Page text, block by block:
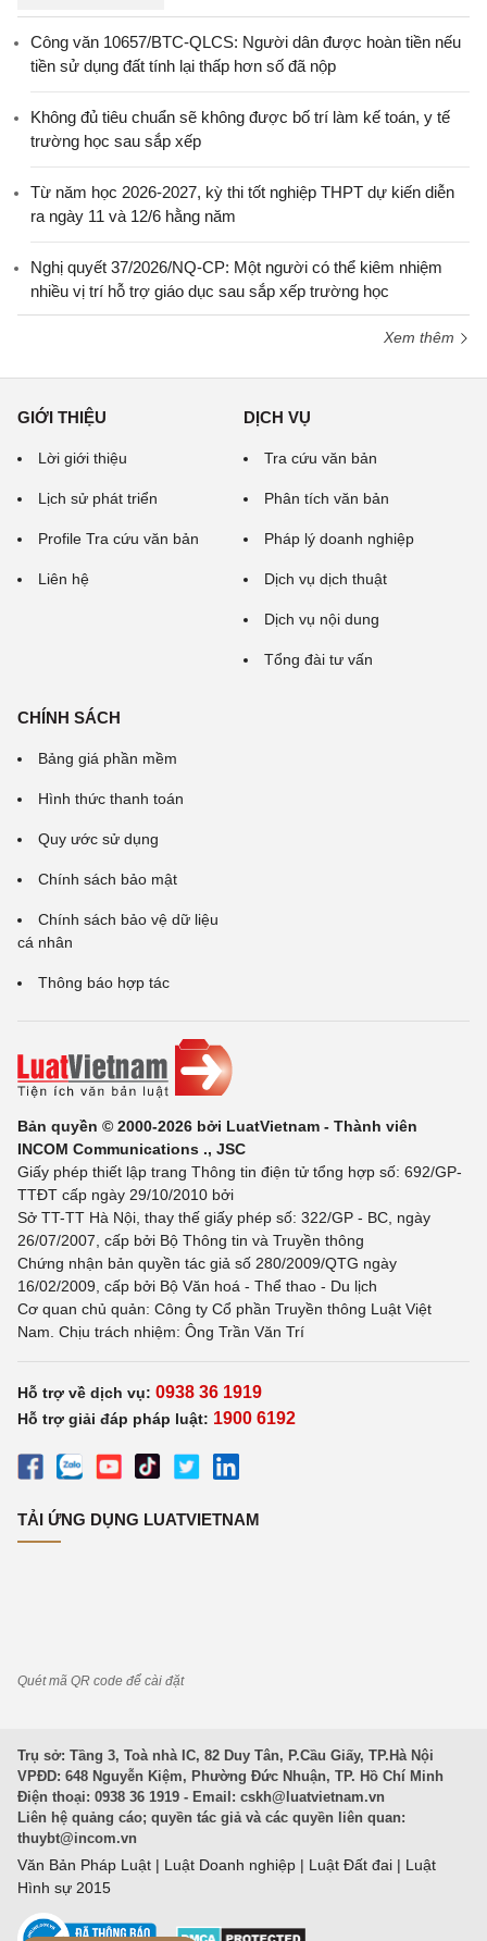
Công văn 10657/BTC-QLCS: Người dân được hoàn tiền nếu
tiền sử dụng đất tính lại thấp hơn số đã nộp
Không đủ tiêu chuẩn sẽ không được bố trí làm kế toán, y tế
trường học sau sắp xếp
Từ năm học 2026-2027, kỳ thi tốt nghiệp THPT dự kiến diễn
ra ngày 11 và 12/6 hằng năm
Nghị quyết 37/2026/NQ-CP: Một người có thể kiêm nhiệm
nhiều vị trí hỗ trợ giáo dục sau sắp xếp trường học
Xem thêm
GIỚI THIỆU
Lời giới thiệu
Lịch sử phát triển
Profile Tra cứu văn bản
Liên hệ
DỊCH VỤ
Tra cứu văn bản
Phân tích văn bản
Pháp lý doanh nghiệp
Dịch vụ dịch thuật
Dịch vụ nội dung
Tổng đài tư vấn
CHÍNH SÁCH
Bảng giá phần mềm
Hình thức thanh toán
Quy ước sử dụng
Chính sách bảo mật
Chính sách bảo vệ dữ liệu
cá nhân
Thông báo hợp tác
Bản quyền © 2000-2026 bởi LuatVietnam - Thành viên
INCOM Communications ., JSC
Giấy phép thiết lập trang Thông tin điện tử tổng hợp số: 692/GP-
TTĐT cấp ngày 29/10/2010 bởi
Sở TT-TT Hà Nội, thay thế giấy phép số: 322/GP - BC, ngày
26/07/2007, cấp bởi Bộ Thông tin và Truyền thông
Chứng nhận bản quyền tác giả số 280/2009/QTG ngày
16/02/2009, cấp bởi Bộ Văn hoá - Thể thao - Du lịch
Cơ quan chủ quản: Công ty Cổ phần Truyền thông Luật Việt
Nam. Chịu trách nhiệm: Ông Trần Văn Trí
Hỗ trợ về dịch vụ: 0938 36 1919
Hỗ trợ giải đáp pháp luật: 1900 6192
TẢI ỨNG DỤNG LUATVIETNAM
Quét mã QR code để cài đặt
Trụ sở: Tầng 3, Toà nhà IC, 82 Duy Tân, P.Cầu Giấy, TP.Hà Nội
VPĐD: 648 Nguyễn Kiệm, Phường Đức Nhuận, TP. Hồ Chí Minh
Điện thoại: 0938 36 1919 - Email: cskh@luatvietnam.vn
Liên hệ quảng cáo; quyền tác giả và các quyền liên quan:
thuybt@incom.vn
Văn Bản Pháp Luật | Luật Doanh nghiệp | Luật Đất đai | Luật
Hình sự 2015